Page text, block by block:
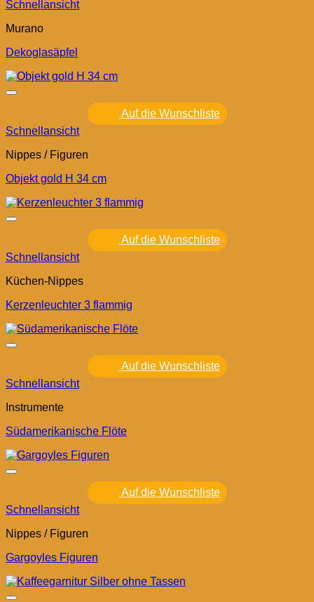
Schnellansicht
Murano
Dekoglasäpfel
Auf die Wunschliste
Schnellansicht
Nippes / Figuren
Objekt gold H 34 cm
Auf die Wunschliste
Schnellansicht
Küchen-Nippes
Kerzenleuchter 3 flammig
Auf die Wunschliste
Schnellansicht
Instrumente
Südamerikanische Flöte
Auf die Wunschliste
Schnellansicht
Nippes / Figuren
Gargoyles Figuren